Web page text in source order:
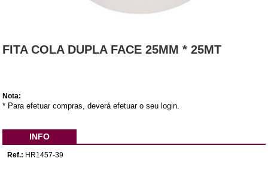
FITA COLA DUPLA FACE 25MM * 25MT
Nota:
* Para efetuar compras, deverá efetuar o seu login.
INFO
Ref.: HR1457-39